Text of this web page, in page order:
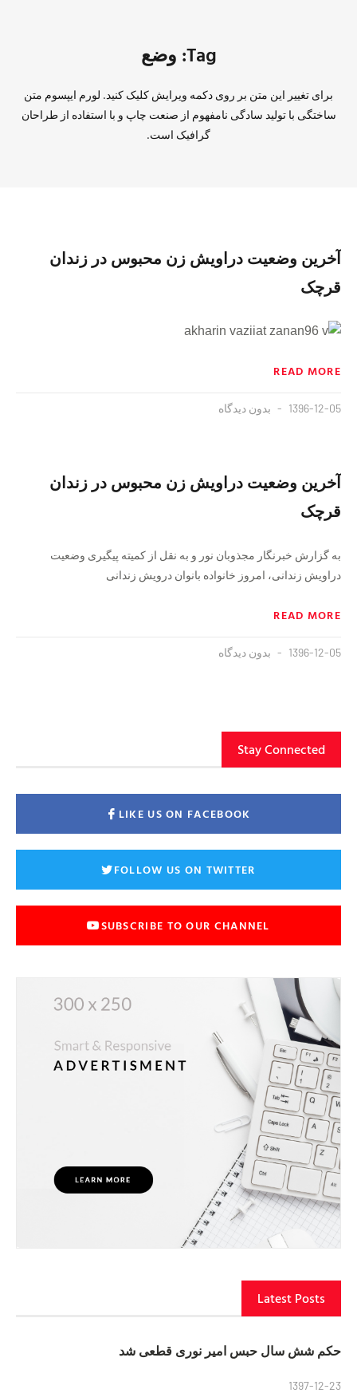
Tag: وضع
برای تغییر این متن بر روی دکمه ویرایش کلیک کنید. لورم ایپسوم متن
ساختگی با تولید سادگی نامفهوم از صنعت چاپ و با استفاده از طراحان
گرافیک است.
آخرین وضعیت دراویش زن محبوس در زندان
قرچک
READ MORE
1396-12-05 بدون دیدگاه
آخرین وضعیت دراویش زن محبوس در زندان
قرچک
به گزارش خبرنگار مجذوبان نور و به نقل از کمیته پیگیری وضعیت
دراویش زندانی، امروز خانواده بانوان درویش زندانی
READ MORE
1396-12-05 بدون دیدگاه
Stay Connected
LIKE US ON FACEBOOK
FOLLOW US ON TWITTER
SUBSCRIBE TO OUR CHANNEL
Latest Posts
حکم شش سال حبس امیر نوری قطعی شد
1397-12-23